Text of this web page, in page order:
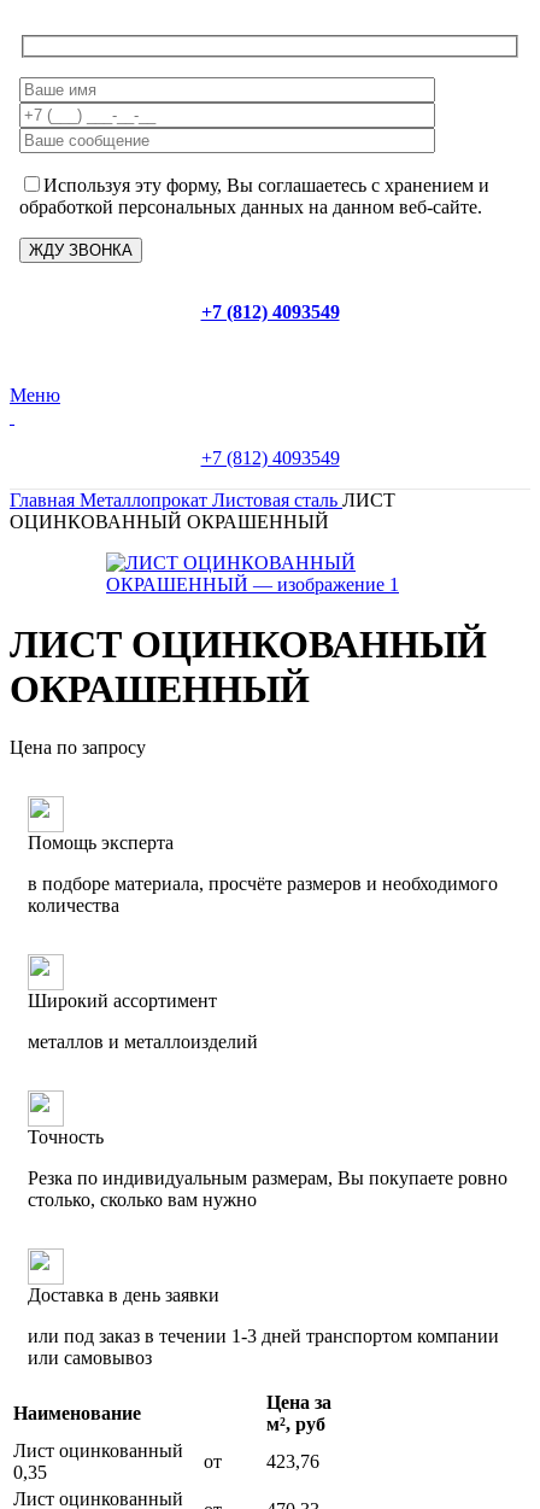
Используя эту форму, Вы соглашаетесь с хранением и
обработкой персональных данных на данном веб-сайте.
+7 (812) 4093549
Меню
+7 (812) 4093549
Главная Металлопрокат Листовая сталь ЛИСТ
ОЦИНКОВАННЫЙ ОКРАШЕННЫЙ
ЛИСТ ОЦИНКОВАННЫЙ
ОКРАШЕННЫЙ
Цена по запросу
Помощь эксперта
в подборе материала, просчёте размеров и необходимого
количества
Широкий ассортимент
металлов и металлоизделий
Точность
Резка по индивидуальным размерам, Вы покупаете ровно
столько, сколько вам нужно
Доставка в день заявки
или под заказ в течении 1-3 дней транспортом компании
или самовывоз
Наименование
Цена за
м², руб
Лист оцинкованный
0,35
от
423,76
Лист оцинкованный